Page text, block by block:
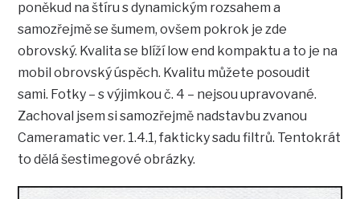
poněkud na štíru s dynamickým rozsahem a
samozřejmě se šumem, ovšem pokrok je zde
obrovský. Kvalita se blíží low end kompaktu a to je na
mobil obrovský úspěch. Kvalitu můžete posoudit
sami. Fotky – s výjimkou č. 4 – nejsou upravované.
Zachoval jsem si samozřejmě nadstavbu zvanou
Cameramatic ver. 1.4.1, fakticky sadu filtrů. Tentokrát
to dělá šestimegové obrázky.